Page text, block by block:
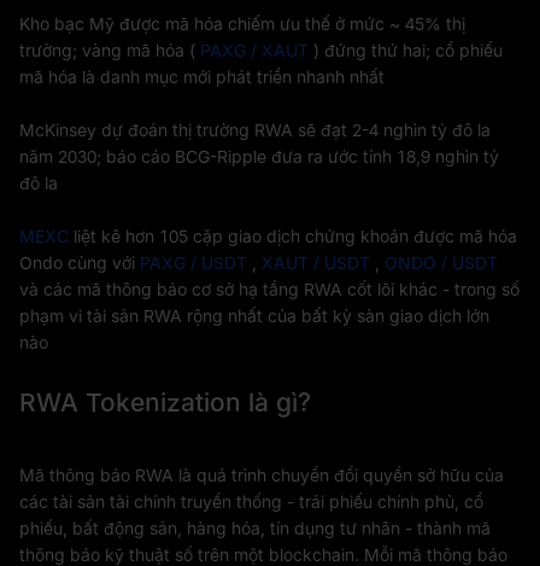
Kho bạc Mỹ được mã hóa chiếm ưu thế ở mức ~ 45% thị
trường; vàng mã hóa ( PAXG / XAUT ) đứng thứ hai; cổ phiếu
mã hóa là danh mục mới phát triển nhanh nhất
McKinsey dự đoán thị trường RWA sẽ đạt 2-4 nghìn tỷ đô la
năm 2030; báo cáo BCG-Ripple đưa ra ước tính 18,9 nghìn tỷ
đô la
MEXC liệt kê hơn 105 cặp giao dịch chứng khoán được mã hóa
Ondo cùng với PAXG / USDT XAUT / USDT
ONDO / USDT
và các mã thông báo cơ sở hạ tầng RWA cốt lõi khác - trong số
phạm vi tài sản RWA rộng nhất của bất kỳ sàn giao dịch lớn
nào
RWA Tokenization là gì?
Mã thông báo RWA là quá trình chuyển đổi quyền sở hữu của
các tài sản tài chính truyền thống - trái phiếu chính phủ, cổ
phiếu, bất động sản, hàng hóa, tín dụng tư nhân - thành mã
thông báo kỹ thuật số trên một blockchain. Mỗi mã thông báo